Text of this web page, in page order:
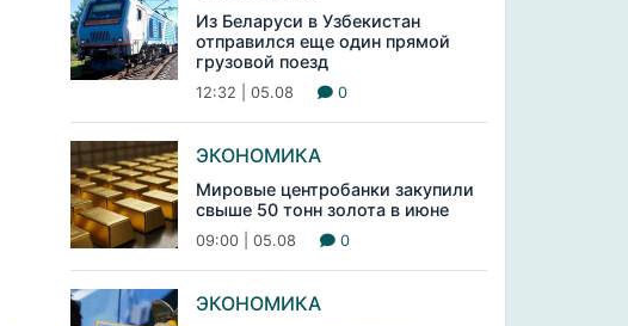
Из Беларуси в Узбекистан
отправился еще один прямой
грузовой поезд
12:32 | 05.08 0
ЭКОНОМИКА
Мировые центробанки закупили
свыше 50 тонн золота в июне
09:00 | 05.08 0
ЭКОНОМИКА